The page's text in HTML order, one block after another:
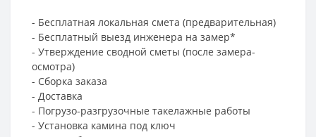
- Бесплатная локальная смета (предварительная)
- Бесплатный выезд инженера на замер*
- Утверждение сводной сметы (после замера-
осмотра)
- Сборка заказа
- Доставка
- Погрузо-разгрузочные такелажные работы
- Установка камина под ключ